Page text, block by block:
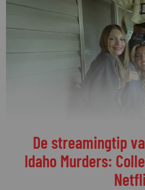
De streamingtip
Idaho Murders: